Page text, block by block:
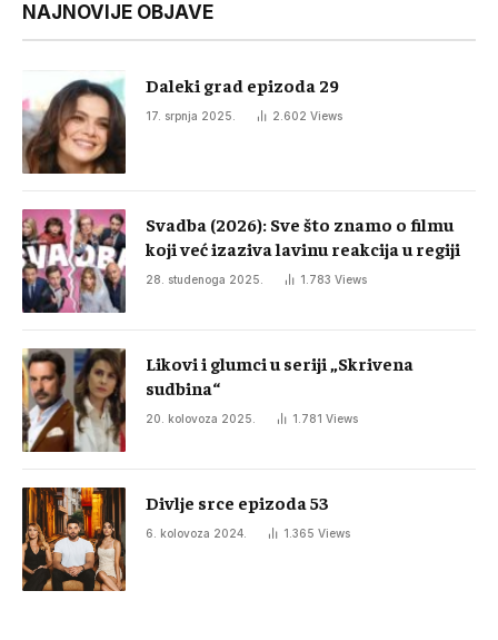
NAJNOVIJE OBJAVE
Daleki grad epizoda 29
17. srpnja 2025. 2.602 Views
Svadba (2026): Sve što znamo o filmu
koji već izaziva lavinu reakcija u regiji
28. studenoga 2025. 1.783 Views
Likovi i glumci u seriji „Skrivena
sudbina“
20. kolovoza 2025. 1.781 Views
Divlje srce epizoda 53
6. kolovoza 2024. 1.365 Views